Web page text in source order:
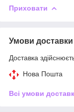
Приховати
Умови доставки
Доставка
Нова Пошта
Всі умови